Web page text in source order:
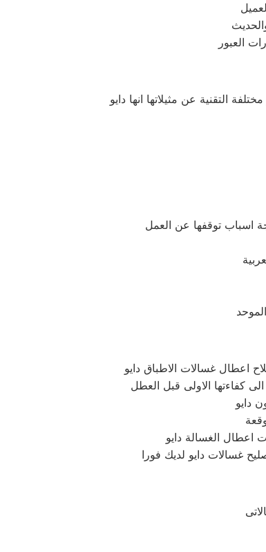
اعطال غسالات الاطباق دايو
اعطال الغسالة دايو